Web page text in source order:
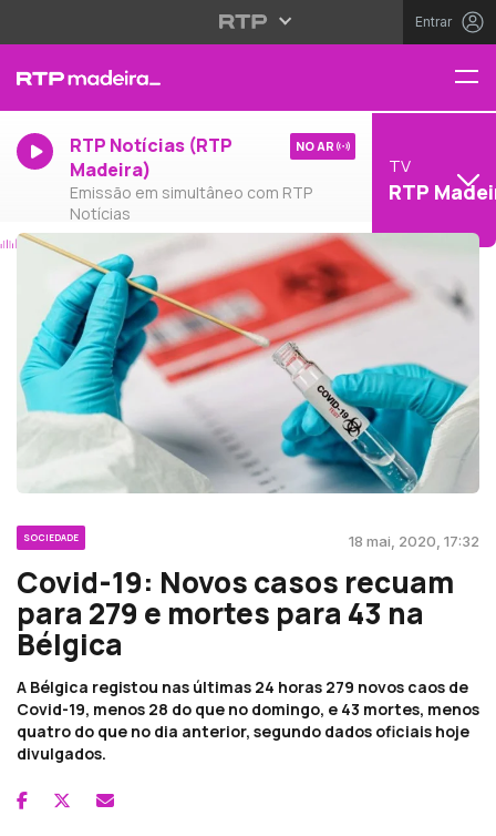
Entrar
RTP Notícias (RTP
Madeira)
Emissão em simultâneo com RTP
Notícias
NO AR
TV
RTP
SOCIEDADE 18 mai, 2020, 17:32
Covid-19: Novos casos recuam
para 279 e mortes para 43 na
Bélgica
A Bélgica registou nas últimas 24 horas 279 novos caos de
Covid-19, menos 28 do que no domingo, e 43 mortes, menos
quatro do que no dia anterior, segundo dados oficiais hoje
divulgados.